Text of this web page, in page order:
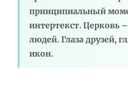
принципиальный
интертекст. Церковь
людей. Глаза друзей,
икон.